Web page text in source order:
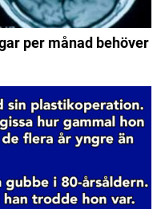
per månad behöver